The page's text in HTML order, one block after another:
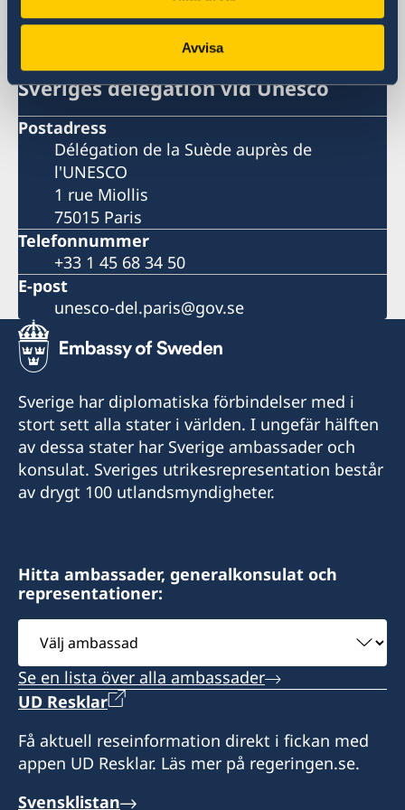
Avvisa
E-post
oecd-del.paris@gov.se
Sveriges delegation vid Unesco
Postadress
Délégation de la Suède auprès de
l'UNESCO
1 rue Miollis
75015 Paris
Telefonnummer
+33 1 45 68 34 50
E-post
unesco-del.paris@gov.se
Sverige har diplomatiska förbindelser med i
stort sett alla stater i världen. I ungefär hälften
av dessa stater har Sverige ambassader och
konsulat. Sveriges utrikesrepresentation består
av drygt 100 utlandsmyndigheter.
Hitta ambassader, generalkonsulat och
representationer:
Välj
ambassad
Se en lista över alla ambassader
UD Resklar
Få aktuell reseinformation direkt i fickan med
appen UD Resklar. Läs mer på regeringen.se.
Svensklistan